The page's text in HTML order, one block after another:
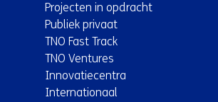
Projecten in opdracht
Publiek privaat
TNO Fast Track
TNO Ventures
Innovatiecentra
Internationaal